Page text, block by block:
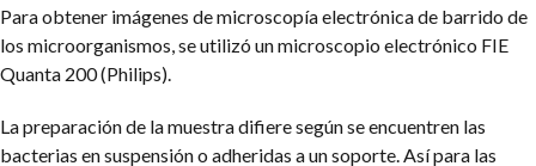
Para obtener imágenes de microscopía electrónica de barrido de
los microorganismos, se utilizó un microscopio electrónico FIE
Quanta 200 (Philips).
La preparación de la muestra difiere según se encuentren las
bacterias en suspensión o adheridas a un soporte. Así para las